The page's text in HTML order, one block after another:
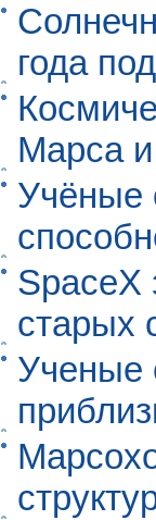
года
Марса
Учёные
SpaceX
старых
Ученые